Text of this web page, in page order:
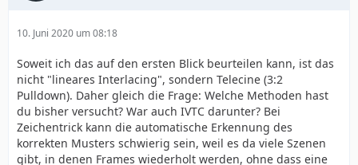
10. Juni 2020 um 08:18
Soweit ich das auf den ersten Blick beurteilen kann, ist das
nicht "lineares Interlacing", sondern Telecine (3:2
Pulldown). Daher gleich die Frage: Welche Methoden hast
du bisher versucht? War auch IVTC darunter? Bei
Zeichentrick kann die automatische Erkennung des
korrekten Musters schwierig sein, weil es da viele Szenen
gibt, in denen Frames wiederholt werden, ohne dass eine